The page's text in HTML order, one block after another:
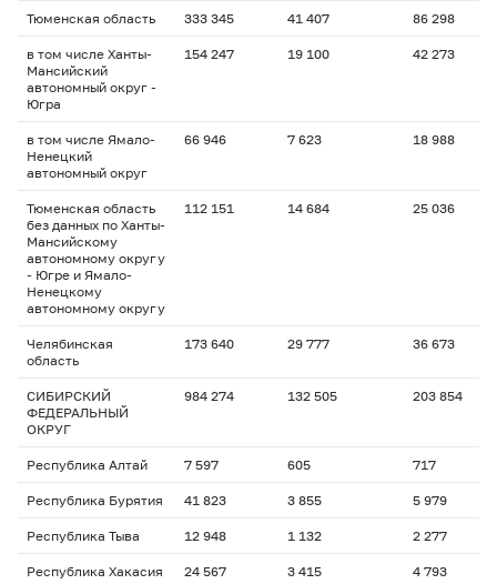
Тюменская область 333 345 41 407 86 298
в том числе Ханты-
Мансийский
автономный округ -
Югра
154 247 19 100 42 273
в том числе Ямало-
Ненецкий
автономный округ
66 946 7 623 18 988
Тюменская область
без данных по Ханты-
Мансийскому
автономному округу
- Югре и Ямало-
Ненецкому
автономному округу
112 151 14 684 25 036
Челябинская
область
173 640 29 777 36 673
СИБИРСКИЙ
ФЕДЕРАЛЬНЫЙ
ОКРУГ
984 274 132 505 203 854
Республика Алтай 7 597 605 717
Республика Бурятия 41 823 3 855 5 979
Республика Тыва 12 948 1 132 2 277
Республика Хакасия 24 567 3 415 4 793